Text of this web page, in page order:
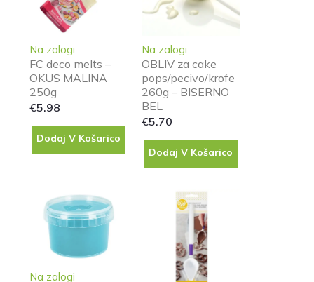
Na zalogi
FC deco melts –
OKUS MALINA
250g
€5.98
Dodaj V Košarico
Na zalogi
OBLIV za cake
pops/pecivo/krofe
260g – BISERNO
BEL
€5.70
Dodaj V Košarico
Na zalogi